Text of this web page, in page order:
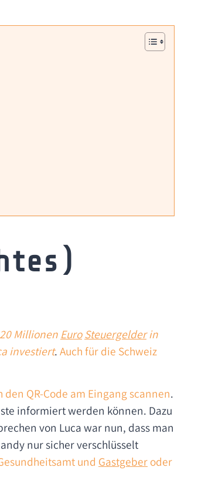
20 Millionen EuroSteuergelderin
investiert.Auch für die Schweiz
QR-Code am Eingang scannen.
informiert werden können. Dazu
von Luca war nun, dass man
nur sicher verschlüsselt
und Gastgeberoder